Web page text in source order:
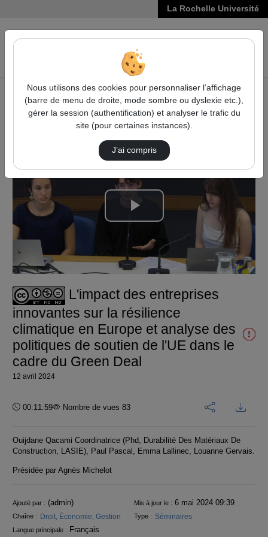
La Rochelle Université
VIDÉOS
Accueil
Vidéos
L'impact des entreprises innovantes sur la r…
Lire
la
vidéo
L'impact des entreprises
innovantes sur la résilience
climatique en Europe et analyse des
politiques de soutien de l'UE dans le
cadre du Green Deal
12 avril 2024
Durée :
00:11:59 Nombre de vues 83
Ouijdane Qacami Coordinatrice (Phd, Durabilité Des Matériaux De
Construction, LASIE), Paul Pascal, Emma Lallinec, Louanne Gervais.
Présidée par Agnès Michelot
Informations
Ajouté par : (admin) Mis à jour le : 6 mai 2024 09:39
Chaîne : Droit, Économie, Gestion Type : Séminaires
Langue principale : Français
Nous utilisons des cookies pour personnaliser l’affichage
(barre de menu de droite, mode sombre ou dyslexie etc.),
gérer la session (authentification) et analyser le trafic du
site (pour certaines instances).
J’ai compris